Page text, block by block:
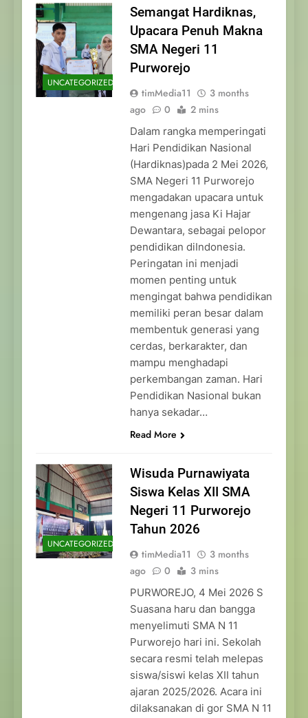
UNCATEGORIZED
Semangat Hardiknas,
Upacara Penuh Makna
SMA Negeri 11
Purworejo
timMedia11
3 months
ago
0 2 mins
Dalam rangka memperingati
Hari Pendidikan Nasional
(Hardiknas)pada 2 Mei 2026,
SMA Negeri 11 Purworejo
mengadakan upacara untuk
mengenang jasa Ki Hajar
Dewantara, sebagai pelopor
pendidikan diIndonesia.
Peringatan ini menjadi
momen penting untuk
mengingat bahwa pendidikan
memiliki peran besar dalam
membentuk generasi yang
cerdas, berkarakter, dan
mampu menghadapi
perkembangan zaman. Hari
Pendidikan Nasional bukan
hanya sekadar…
Read More
UNCATEGORIZED
Wisuda Purnawiyata
Siswa Kelas XII SMA
Negeri 11 Purworejo
Tahun 2026
timMedia11
3 months
ago
0 3 mins
PURWOREJO, 4 Mei 2026 S
Suasana haru dan bangga
menyelimuti SMA N 11
Purworejo hari ini. Sekolah
secara resmi telah melepas
siswa/siswi kelas XII tahun
ajaran 2025/2026. Acara ini
dilaksanakan di gor SMA N 11